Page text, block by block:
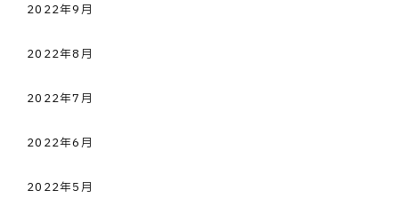
2022年9月
2022年8月
2022年7月
2022年6月
2022年5月